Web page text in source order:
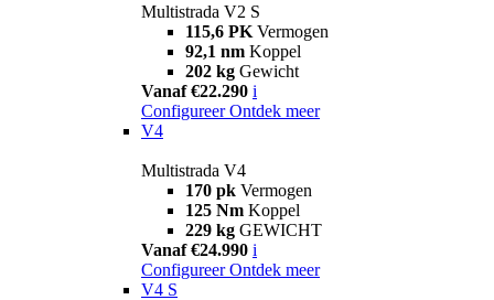
Multistrada V2 S
115,6 PK Vermogen
92,1 nm Koppel
202 kg Gewicht
Vanaf €22.290 i
Configureer Ontdek meer
V4
Multistrada V4
170 pk Vermogen
125 Nm Koppel
229 kg GEWICHT
Vanaf €24.990 i
Configureer Ontdek meer
V4 S